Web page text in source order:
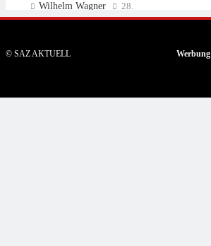
Wilhelm Wagner
28.
Juli 2026
© SAZ AKTUELL Werbung